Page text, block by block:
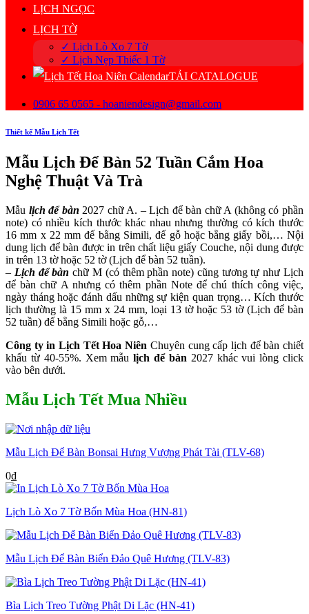
LỊCH NGỌC
LỊCH TỜ
✓ Lịch Lò Xo 7 Tờ
✓ Lịch Nẹp Thiếc 1 Tờ
TẢI CATALOGUE
0906 65 0565 - hoaniendesign@gmail.com
Thiết kế Mẫu Lịch Tết
Mẫu Lịch Để Bàn 52 Tuần Cắm Hoa
Nghệ Thuật Và Trà
Mẫu lịch để bàn 2027 chữ A. – Lịch để bàn chữ A (không có phần
note) có nhiều kích thước khác nhau nhưng thường có kích thước
16 mm x 22 mm đế bằng Simili, đế gỗ hoặc bằng giấy bồi,… Nội
dung lịch để bàn được in trên chất liệu giấy Couche, nội dung được
in trên 13 tờ hoặc 52 tờ (Lịch để bàn 52 tuần).
– Lịch để bàn chữ M (có thêm phần note) cũng tương tự như Lịch
để bàn chữ A nhưng có thêm phần Note để chú thích công việc,
ngày tháng hoặc đánh dấu những sự kiện quan trọng… Kích thước
lịch thường là 15 mm x 24 mm, loại 13 tờ hoặc 53 tờ (Lịch để bàn
52 tuần) đế bằng Simili hoặc gỗ,…
Công ty in Lịch Tết Hoa Niên Chuyên cung cấp lịch để bàn chiết
khấu từ 40-55%. Xem mẫulịch để bàn 2027 khác vui lòng click
vào bên dưới.
Mẫu Lịch Tết Mua Nhiều
Mẫu Lịch Để Bàn Bonsai Hưng Vượng Phát Tài (TLV-68)
0₫
Lịch Lò Xo 7 Tờ Bốn Mùa Hoa (HN-81)
Mẫu Lịch Để Bàn Biển Đảo Quê Hương (TLV-83)
Bìa Lịch Treo Tường Phật Di Lặc (HN-41)